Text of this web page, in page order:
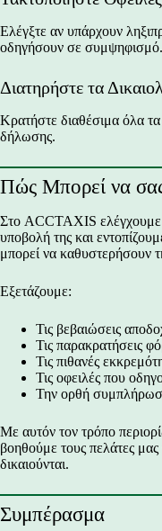
Ελέγξτε αν υπάρχουν
οδηγήσουν σε συμψηφισμό.
Διατηρήστε τα
Κρατήστε διαθέσιμα όλα τα
δήλωσης.
Πώς Μπορεί να
Στο ACCTAXIS ελέγχουμε
υποβολή της και
μπορεί να καθυστερήσουν
Εξετάζουμε:
Τις βεβαιώσεις
Τις παρακρατήσεις
Τις πιθανές
Τις οφειλές που
Την ορθή
Με αυτόν τον τρόπο
βοηθούμε τους πελάτες
δικαιούνται.
Συμπέρασμα